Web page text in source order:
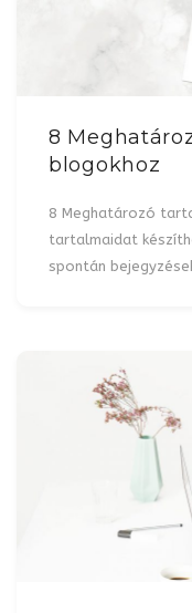
8
blogokhoz
8 Meghatározó
tartalmaidat
spontán